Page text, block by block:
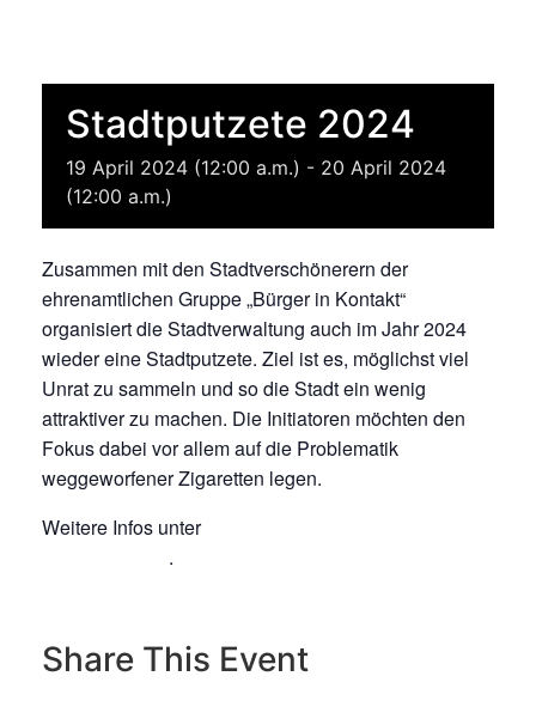
Stadtputzete 2024
19 April 2024 (12:00 a.m.) - 20 April 2024
(12:00 a.m.)
Zusammen mit den Stadtverschönerern der
ehrenamtlichen Gruppe „Bürger in Kontakt“
organisiert die Stadtverwaltung auch im Jahr 2024
wieder eine Stadtputzete. Ziel ist es, möglichst viel
Unrat zu sammeln und so die Stadt ein wenig
attraktiver zu machen. Die Initiatoren möchten den
Fokus dabei vor allem auf die Problematik
weggeworfener Zigaretten legen.
Weitere Infos unter
.
Share This Event